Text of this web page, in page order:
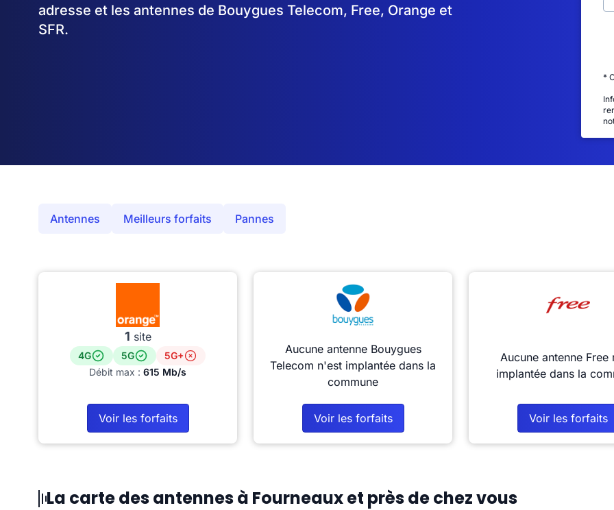
adresse et les antennes de Bouygues Telecom, Free, Orange et
SFR.
*
Antennes Meilleurs forfaits Pannes
1 site
4G 5G
5G+
Débit max : 615 Mb/s
Voir les forfaits
Aucune antenne Bouygues
Telecom n'est implantée dans la
commune
Voir les forfaits
Aucune antenne Free
implantée dans la
Voir les forfaits
La carte des antennes à Fourneaux et près de chez vous